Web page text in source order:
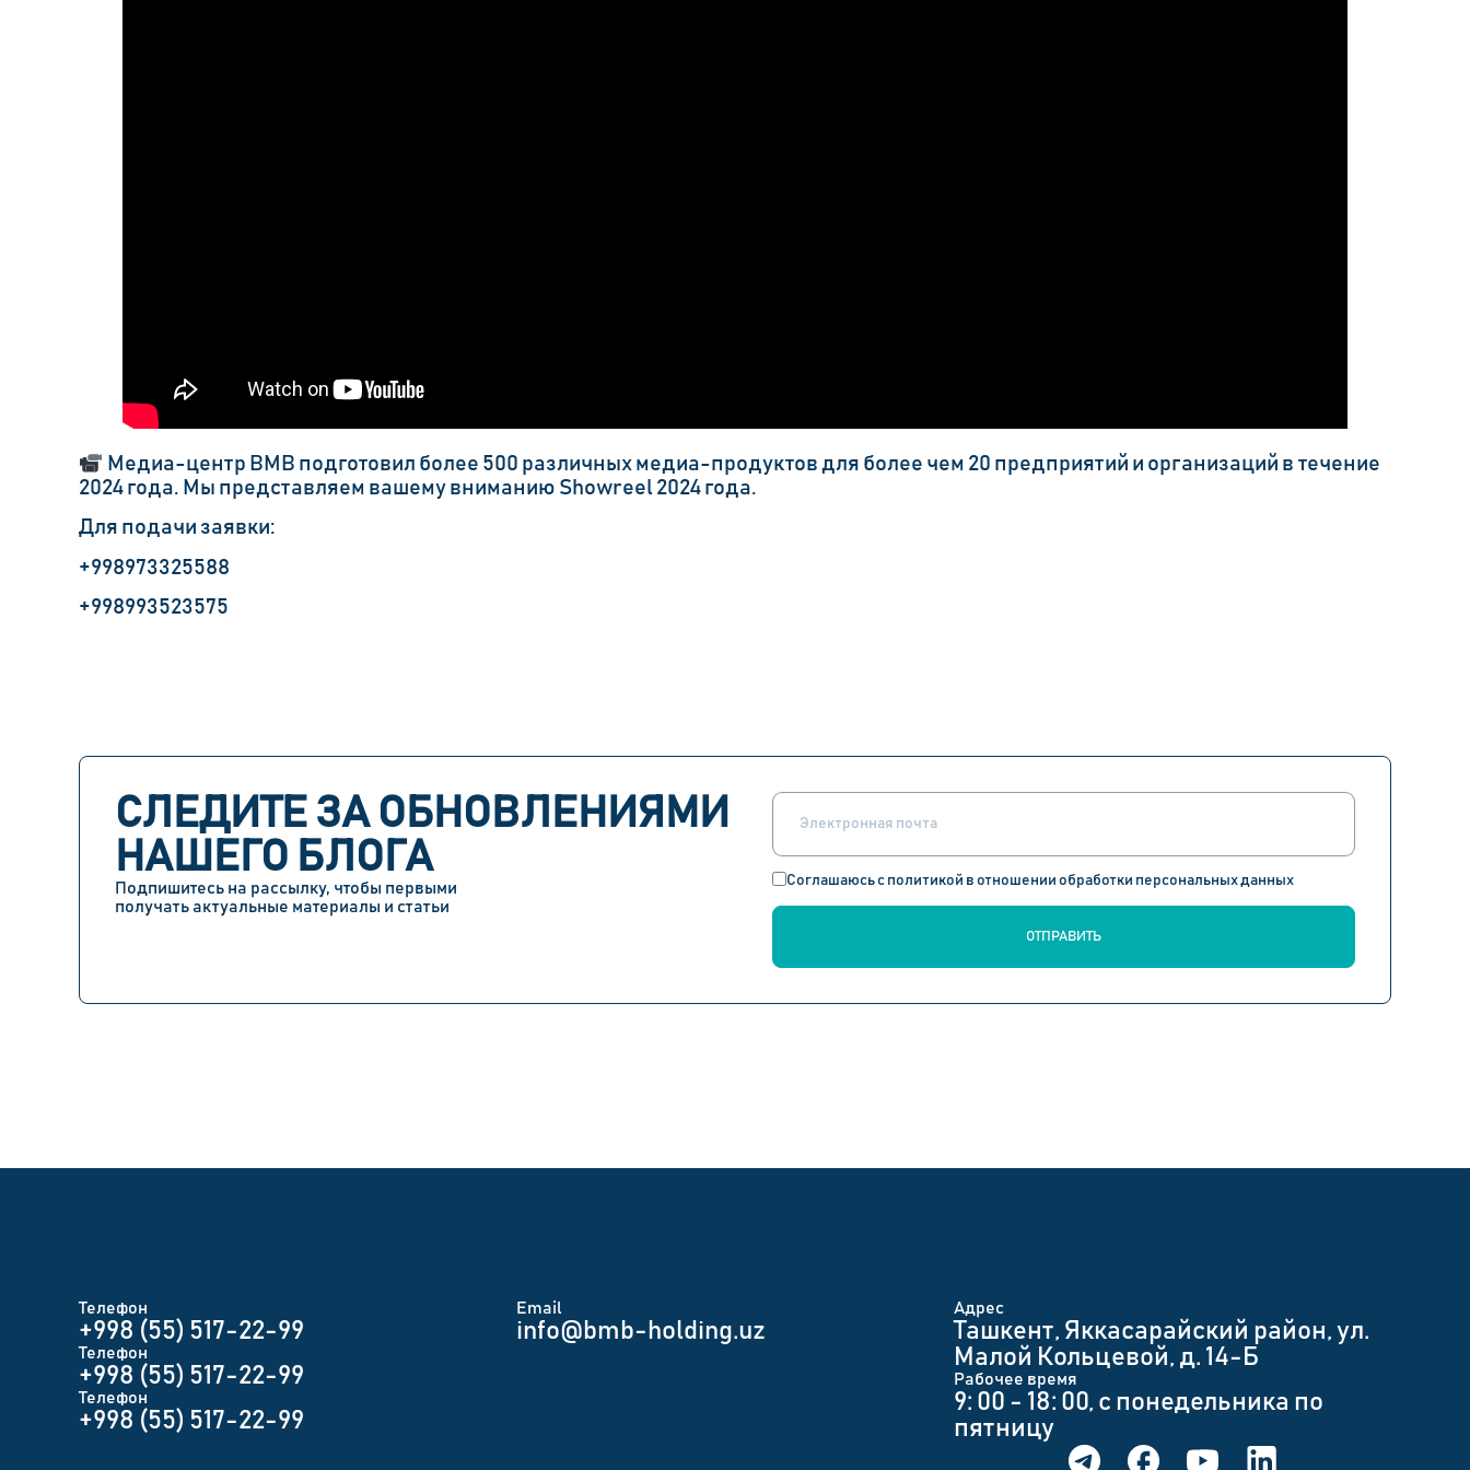
Медиа-центр BMB подготовил более 500 различных медиа-продуктов для более чем 20 предприятий и организаций в течение
2024 года. Мы представляем вашему вниманию Showreel 2024 года.
Для подачи заявки:
+998973325588
+998993523575
СЛЕДИТЕ ЗА ОБНОВЛЕНИЯМИ
НАШЕГО БЛОГА
Подпишитесь на рассылку, чтобы первыми
получать актуальные материалы и статьи
Соглашаюсь с политикой в отношении обработки персональных данных
ОТПРАВИТЬ
Телефон
+998 (55) 517-22-99
Телефон
+998 (55) 517-22-99
Телефон
+998 (55) 517-22-99
Email
info@bmb-holding.uz​
Адрес
Ташкент, Яккасарайский район, ул.
Малой Кольцевой, д. 14-Б
Рабочее время
9: 00 - 18: 00, с понедельника по
пятницу